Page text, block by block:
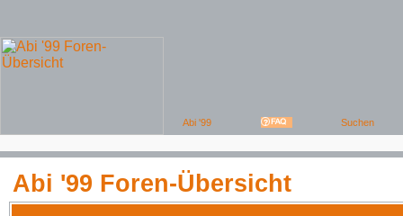
Abi '99 Foren-Übersicht